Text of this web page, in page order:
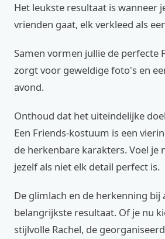
Het leukste resultaat is wanneer
vrienden gaat, elk verkleed als
Samen vormen jullie de perfecte
zorgt voor geweldige foto's en
avond.
Onthoud dat het uiteindelijke
Een Friends-kostuum is een
de herkenbare karakters. Voel je
jezelf als niet elk detail perfect is.
De glimlach en de herkenning bij
belangrijkste resultaat. Of je nu
stijlvolle Rachel, de